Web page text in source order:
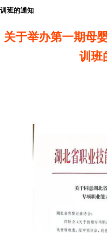
训班的通知
关于举办第一期母
训班